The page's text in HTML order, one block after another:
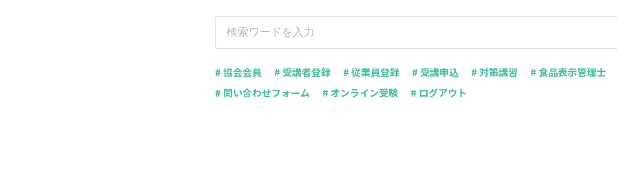
# 協会会員 # 受講者登録 # 従業員登録 # 受講申込 # 対策講習 # 食品表示管理士
# 問い合わせフォーム
# オンライン受験 # ログアウト